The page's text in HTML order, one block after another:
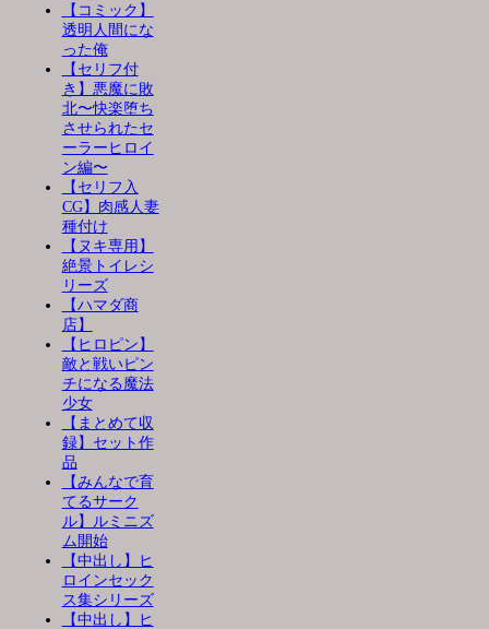
【コミック】
透明人間にな
った俺
【セリフ付
き】悪魔に敗
北〜快楽堕ち
させられたセ
ーラーヒロイ
ン編〜
【セリフ入
CG】肉感人妻
種付け
【ヌキ専用】
絶景トイレシ
リーズ
【ハマダ商
店】
【ヒロピン】
敵と戦いピン
チになる魔法
少女
【まとめて収
録】セット作
品
【みんなで育
てるサーク
ル】ルミニズ
ム開始
【中出し】ヒ
ロインセック
ス集シリーズ
【中出し】ヒ